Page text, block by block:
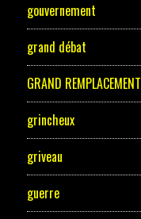
gouvernement
grand débat
GRAND REMPLACEMENT
grincheux
griveau
guerre